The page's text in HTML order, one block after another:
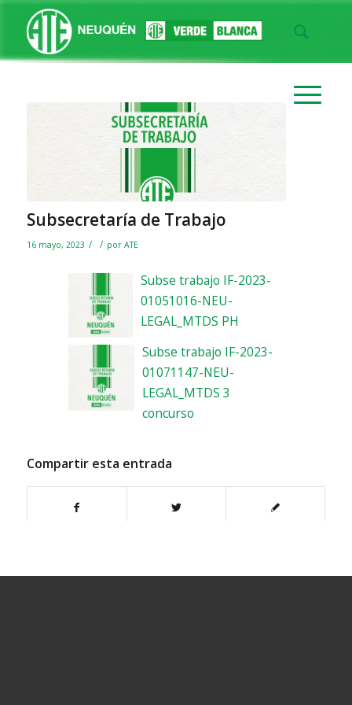
Subsecretaría de Trabajo
16 mayo, 2023 / / por ATE
Subse trabajo IF-2023-
01051016-NEU-
LEGAL_MTDS PH
Subse trabajo IF-2023-
01071147-NEU-
LEGAL_MTDS 3
concurso
Compartir esta entrada